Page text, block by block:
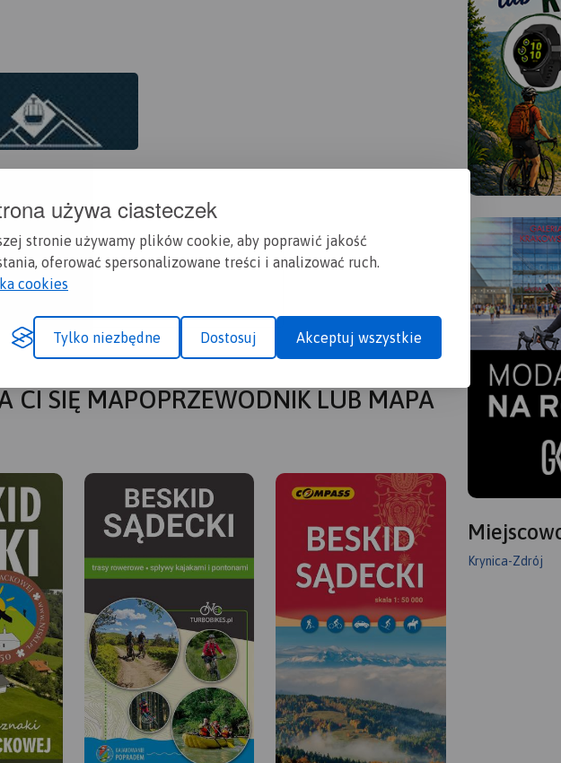
używa ciasteczek
stronie używamy plików cookie, aby poprawić jakość
oferować spersonalizowane treści i analizować ruch.
cookies
Tylko niezbędne Dostosuj Akceptuj wszystkie
do szczytu 800 m.
Jaworzyny Krynickiej (1114 m.n.p.m) kolejką gondolową i zjechać
kasku ochronnego.
CI SIĘ MAPOPRZEWODNIK LUB MAPA
Krynica-Zdrój